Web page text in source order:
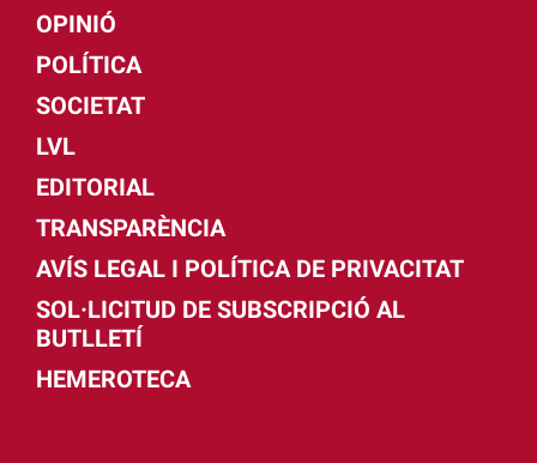
OPINIÓ
POLÍTICA
SOCIETAT
LVL
EDITORIAL
TRANSPARÈNCIA
AVÍS LEGAL I POLÍTICA DE PRIVACITAT
SOL·LICITUD DE SUBSCRIPCIÓ AL
BUTLLETÍ
HEMEROTECA